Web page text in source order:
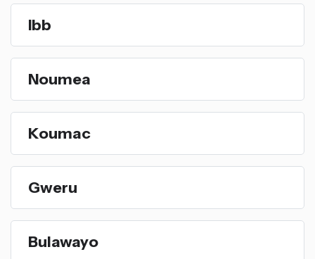
Ibb
Noumea
Koumac
Gweru
Bulawayo